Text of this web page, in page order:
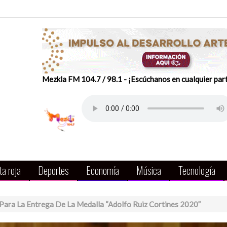
Mezkla FM 104.7 / 98.1 - ¡Escúchanos en cualquier
roja Deportes Economía Música Tecnología
La Entrega De La Medalla “Adolfo Ruiz Cortines 2020”